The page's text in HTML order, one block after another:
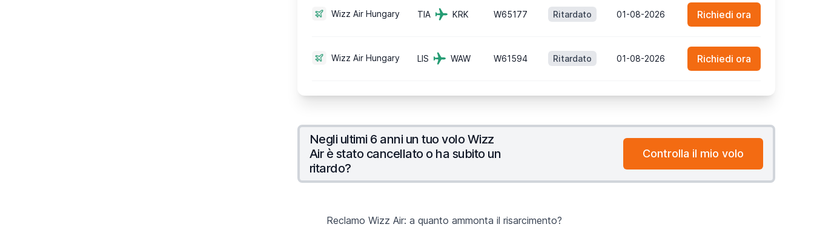
Wizz Air Hungary TIA KRK W65177 Ritardato 01-08-2026 Richiedi ora
Wizz Air Hungary LIS WAW W61594 Ritardato 01-08-2026 Richiedi ora
Negli ultimi 6 anni un tuo volo Wizz
Air è stato cancellato o ha subito un
ritardo?
Controlla il mio volo
Reclamo Wizz Air: a quanto ammonta il risarcimento?